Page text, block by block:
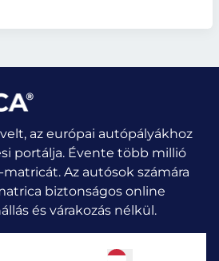
az európai autópályákhoz
portálja. Évente több millió
matricát. Az autósok számára
biztonságos online
és várakozás nélkül.